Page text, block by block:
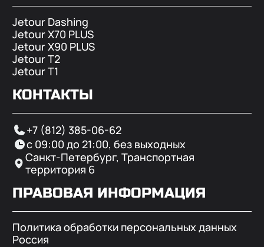
Jetour Dashing
Jetour X70 PLUS
Jetour X90 PLUS
Jetour T2
Jetour T1
КОНТАКТЫ
+7 (812) 385-06-62
с 09:00 до 21:00, без выходных
Санкт-Петербург, Транспортная
территория 6
ПРАВОВАЯ ИНФОРМАЦИЯ
Политика обработки персональных данных
Россия